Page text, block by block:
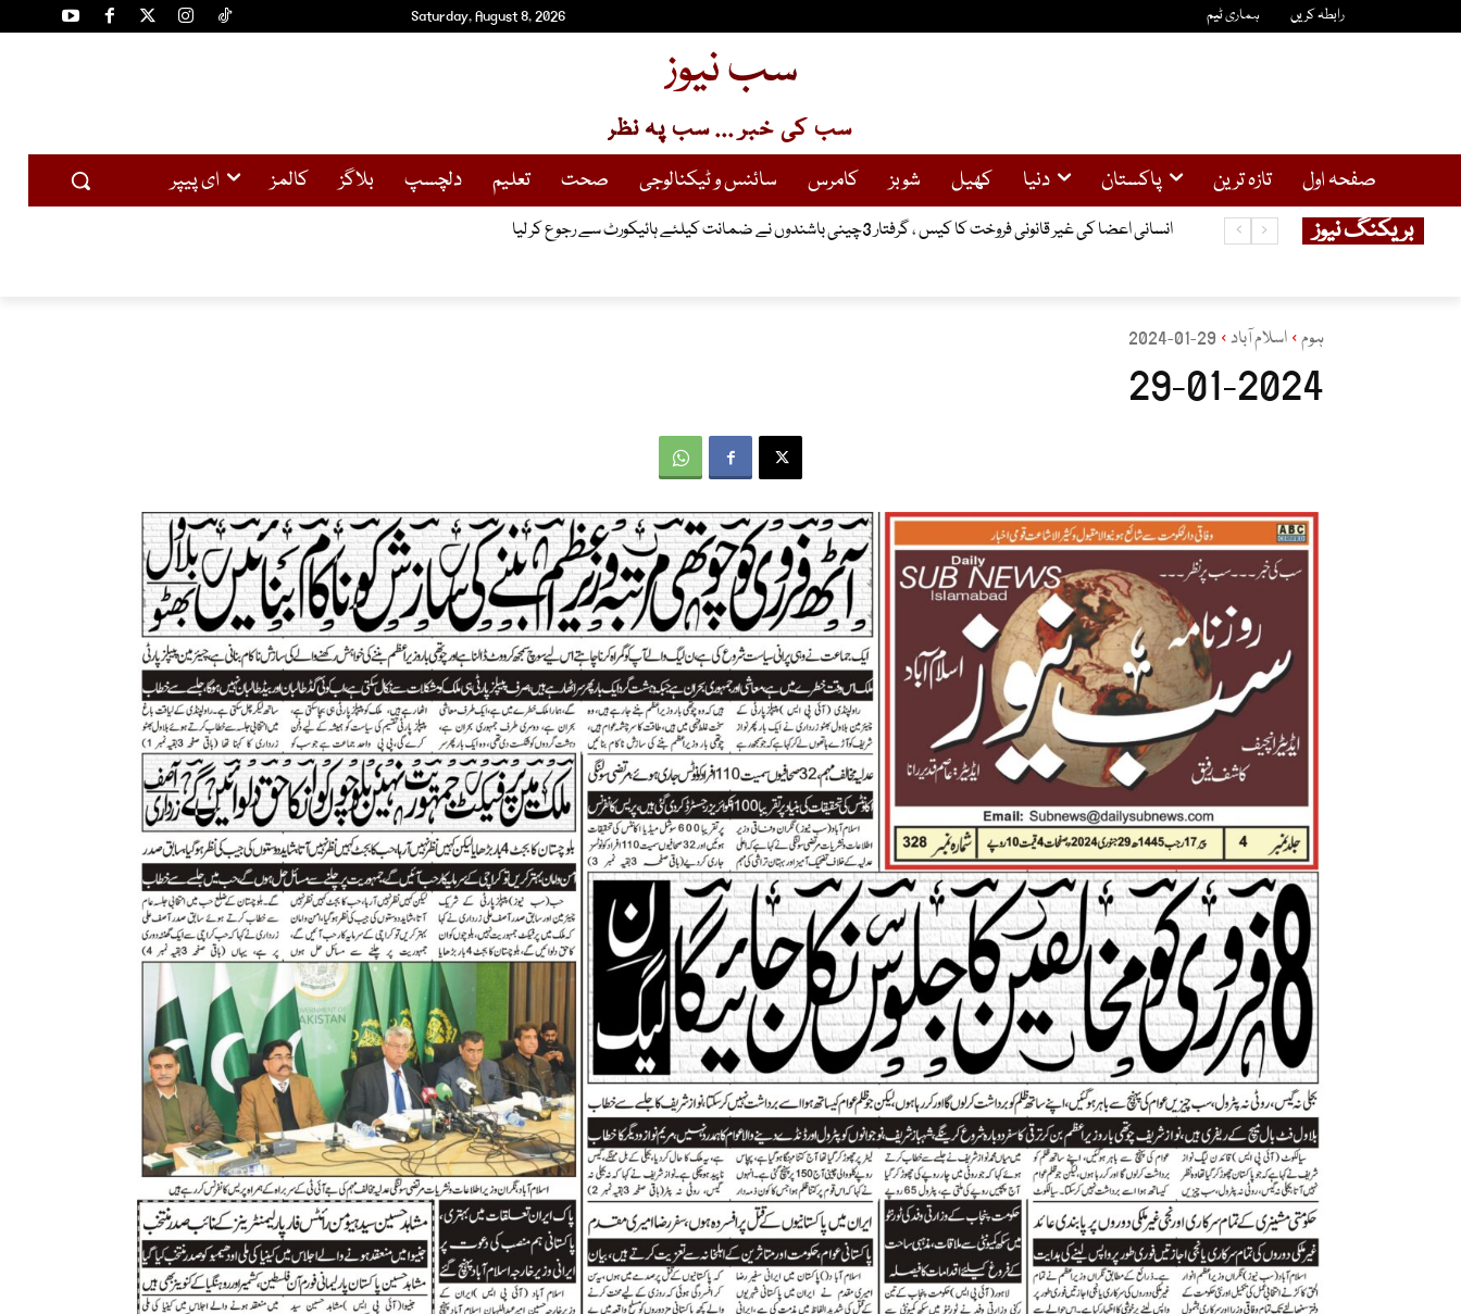
Saturday, August 8, 2026 رابطہ کریں ہماری ٹیم
سب نیوز
سب کی خبر ... سب پہ نظر
صفحہ اول تازہ ترین پاکستان دنیا کھیل شوبز کامرس سائنس و ٹیکنالوجی صحت تعلیم دلچسپ بلاگز کالمز ای پیپر
بریکنگ نیوز انسانی اعضا کی غیر قانونی فروخت کا کیس ، گرفتار 3چینی باشندوں نے ضمانت کیلئے ہائیکورٹ سے رجوع کر لیا
پاکستان، ترکیے اور سعودیہ کا دفاعی معاہدہ علاقائی امن کیلئے مددگار ثابت ہوگا ، سعودی وزیر خارجہ کا تہنیتی پیغام
ہوم اسلام آباد 29-01-2024
29-01-2024